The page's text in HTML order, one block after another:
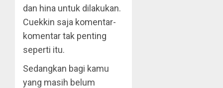
dan hina untuk dilakukan.
Cuekkin saja komentar-
komentar tak penting
seperti itu.
Sedangkan bagi kamu
yang masih belum